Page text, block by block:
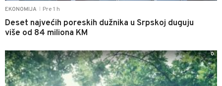
EKONOMIJA Pre 1 h
Deset najvećih poreskih dužnika u Srpskoj duguju
više od 84 miliona KM
0